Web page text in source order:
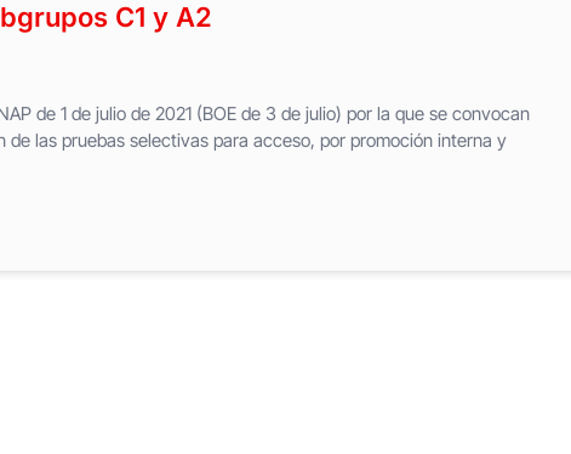
C1 y A2
de 1 de julio de 2021 (BOE de 3 de julio) por la que se convocan
de las pruebas selectivas para acceso, por promoción interna y